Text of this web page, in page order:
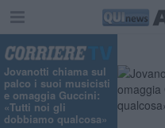
Jovanotti chiama sul
palco i suoi musicisti
e omaggia Guccini:
«Tutti noi gli
dobbiamo qualcosa»